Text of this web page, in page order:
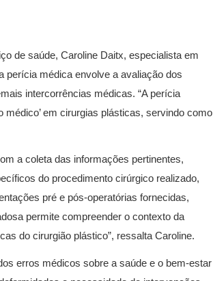
de saúde, Caroline Daitx, especialista em
perícia médica envolve a avaliação dos
intercorrências médicas. “A perícia
médico’ em cirurgias plásticas, servindo como
a coleta das informações pertinentes,
do procedimento cirúrgico realizado,
pré e pós-operatórias fornecidas,
permite compreender o contexto da
do cirurgião plástico”, ressalta Caroline.
erros médicos sobre a saúde e o bem-estar